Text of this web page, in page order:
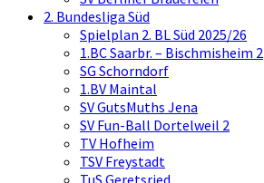
2. Bundesliga Süd
Spielplan 2. BL Süd 2025/26
1.BC Saarbr. – Bischmisheim 2
SG Schorndorf
1.BV Maintal
SV GutsMuths Jena
SV Fun-Ball Dortelweil 2
TV Hofheim
TSV Freystadt
TuS Geretsried